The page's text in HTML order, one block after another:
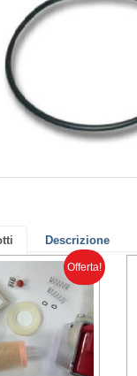
Descrizione
Offerta!